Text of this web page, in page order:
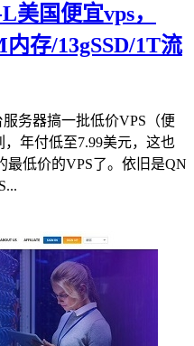
国便宜vps，
存/13gSSD/1T流
务器搞一批低价VPS（便
，年付低至7.99美元，这也
最低价的VPS了。依旧是QN